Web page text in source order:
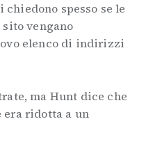
spesso se le
vengano
elenco di indirizzi
ma Hunt dice che
ridotta a un